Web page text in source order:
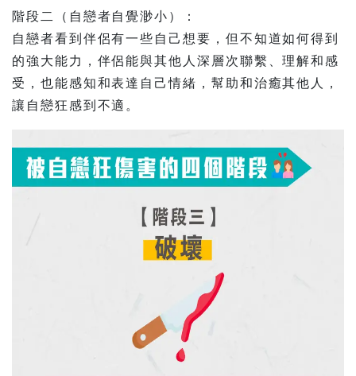
階段二（自戀者自覺渺小）：
自戀者看到伴侶有一些自己想要，但不知道如何得到
的強大能力，伴侶能與其他人深層次聯繫、理解和感
受，也能感知和表達自己情緒，幫助和治癒其他人，
讓自戀狂感到不適。